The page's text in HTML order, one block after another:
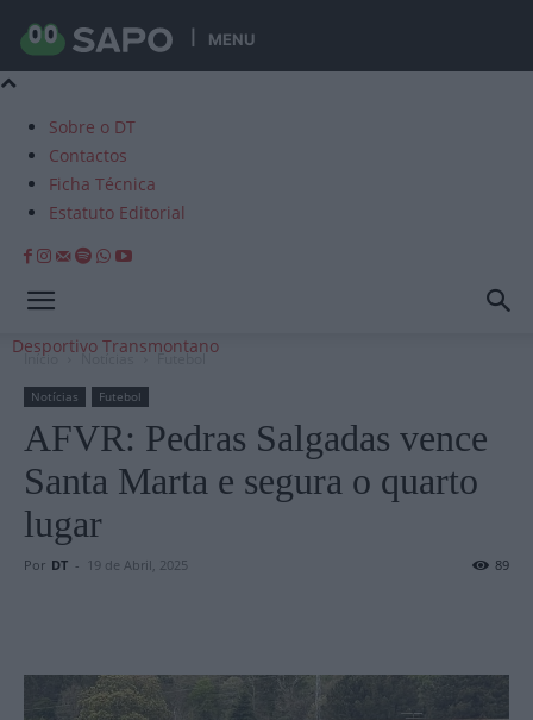
MENU
Sobre o DT
Contactos
Ficha Técnica
Estatuto Editorial
Desportivo Transmontano
Início Notícias Futebol
Notícias Futebol
AFVR: Pedras Salgadas vence
Santa Marta e segura o quarto
lugar
Por DT - 19 de Abril, 2025 89